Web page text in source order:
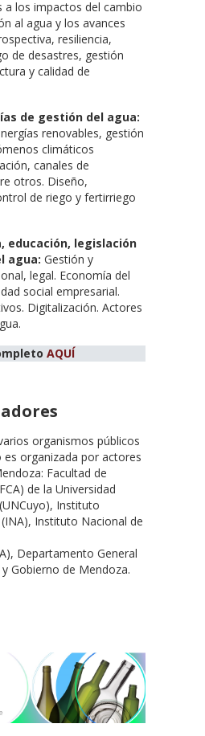
a los impactos del cambio
al agua y los avances
resiliencia,
de desastres, gestión
y calidad de
de gestión del agua:
renovables, gestión
climáticos
canales de
otros. Diseño,
de riego y fertirriego
educación, legislación
agua: Gestión y
legal. Economía del
social empresarial.
Digitalización. Actores
AQUÍ
organismos públicos
es organizada por actores
Facultad de
de la Universidad
Instituto
Instituto Nacional de
Departamento General
Gobierno de Mendoza.